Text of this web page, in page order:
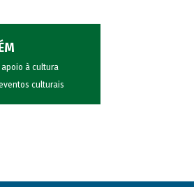
apoio à cultura
culturais